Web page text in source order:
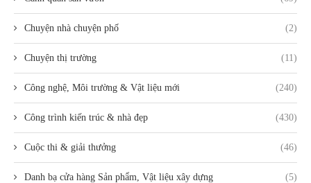
Chuyện nhà chuyện phố (2)
Chuyện thị trường (11)
Công nghệ, Môi trường & Vật liệu mới (240)
Công trình kiến trúc & nhà đẹp (430)
Cuộc thi & giải thưởng (46)
Danh bạ cửa hàng Sản phẩm, Vật liệu xây dựng (5)